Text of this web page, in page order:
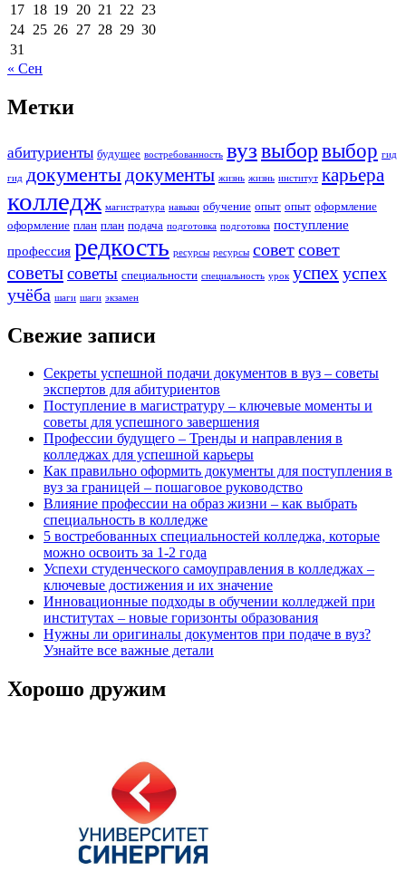
17 18 19 20 21 22 23
24 25 26 27 28 29 30
31
« Сен
Метки
абитуриенты будущее востребованность вузвыбор выбор гид
гид документы документы жизнь жизнь институт карьера
колледж магистратура навыки обучение опыт опыт оформление
оформление план план подача подготовка подготовка поступление
профессия редкость ресурсы ресурсы советсовет
советысоветы специальности специальность урок успех успех
учёба шаги шаги экзамен
Свежие записи
Секреты успешной подачи документов в вуз – советы
экспертов для абитуриентов
Поступление в магистратуру – ключевые моменты и
советы для успешного завершения
Профессии будущего – Тренды и направления в
колледжах для успешной карьеры
Как правильно оформить документы для поступления в
вуз за границей – пошаговое руководство
Влияние профессии на образ жизни – как выбрать
специальность в колледже
5 востребованных специальностей колледжа, которые
можно освоить за 1-2 года
Успехи студенческого самоуправления в колледжах –
ключевые достижения и их значение
Инновационные подходы в обучении колледжей при
институтах – новые горизонты образования
Нужны ли оригиналы документов при подаче в вуз?
Узнайте все важные детали
Хорошо дружим